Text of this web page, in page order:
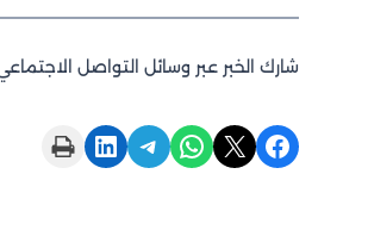
شارك الخبر عبر وسائل التواصل الاجتماعي:
Share on Facebook
Share on X
Share on WhatsApp
Share on Telegram
Share on LinkedIn
Print this Page